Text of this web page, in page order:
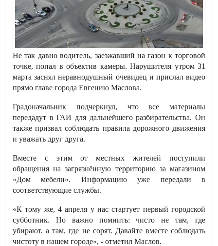
Не так давно водитель, заезжавший на газон к торговой
точке, попал в объектив камеры. Нарушителя утром 31
марта заснял неравнодушный очевидец и прислал видео
прямо главе города Евгению Маслова.
Градоначальник подчеркнул, что все материалы
передадут в ГАИ для дальнейшего разбирательства. Он
также призвал соблюдать правила дорожного движения
и уважать друг друга.
Вместе с этим от местных жителей поступили
обращения на загрязнённую территорию за магазином
«Дом мебели». Информацию уже передали в
соответствующие службы.
«К тому же, 4 апреля у нас стартует первый городской
субботник. Но важно помнить: чисто не там, где
убирают, а там, где не сорят. Давайте вместе соблюдать
чистоту в нашем городе», - отметил Маслов.